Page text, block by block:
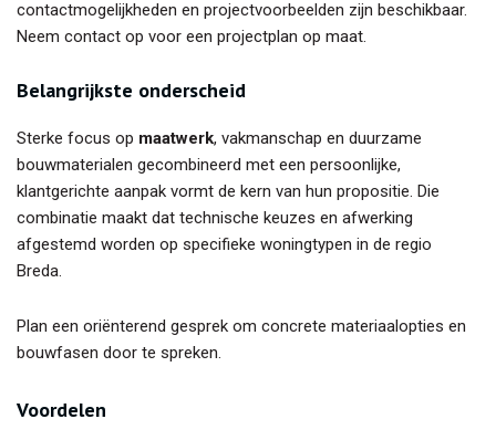
contactmogelijkheden en projectvoorbeelden zijn beschikbaar.
Neem contact op voor een projectplan op maat.
Belangrijkste onderscheid
Sterke focus op maatwerk, vakmanschap en duurzame
bouwmaterialen gecombineerd met een persoonlijke,
klantgerichte aanpak vormt de kern van hun propositie. Die
combinatie maakt dat technische keuzes en afwerking
afgestemd worden op specifieke woningtypen in de regio
Breda.
Plan een oriënterend gesprek om concrete materiaalopties en
bouwfasen door te spreken.
Voordelen